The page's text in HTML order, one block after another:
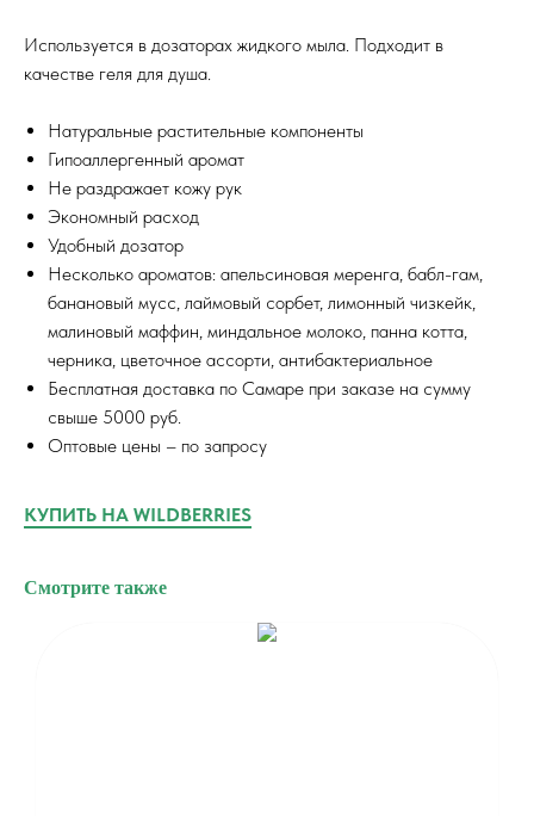
Используется в дозаторах жидкого мыла. Подходит в
качестве геля для душа.
Натуральные растительные компоненты
Гипоаллергенный аромат
Не раздражает кожу рук
Экономный расход
Удобный дозатор
Несколько ароматов: апельсиновая меренга, бабл-гам,
банановый мусс, лаймовый сорбет, лимонный чизкейк,
малиновый маффин, миндальное молоко, панна котта,
черника, цветочное ассорти, антибактериальное
Бесплатная доставка по Самаре при заказе на сумму
свыше 5000 руб.
Оптовые цены – по запросу
КУПИТЬ НА WILDBERRIES
Смотрите также